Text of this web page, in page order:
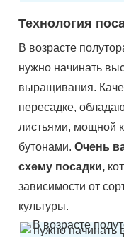
Технология
В возрасте
нужно начинать
выращивания.
пересадке,
листьями, мощной
бутонами.Очень
схему посадки,
зависимости от
культуры.